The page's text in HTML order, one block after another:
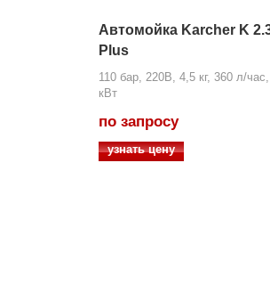
Автомойка Karcher K
Plus
110 бар, 220В, 4,5 кг, 360 л/
кВт
по запросу
узнать цену